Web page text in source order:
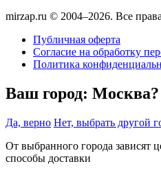
mirzap.ru © 2004–2026. Все
Публичная оферта
Согласие на обработку
Политика
Ваш город: Москва?
Да, верно Нет, выбрать другой
От выбранного города зависят
способы доставки